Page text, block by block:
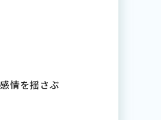
情を揺さぶ